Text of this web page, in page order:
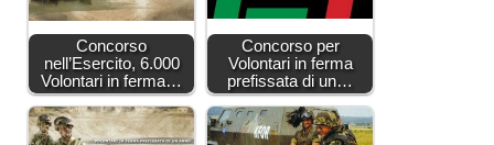
Concorso
nell’Esercito, 6.000
Volontari in ferma…
Concorso per
Volontari in ferma
prefissata di un…